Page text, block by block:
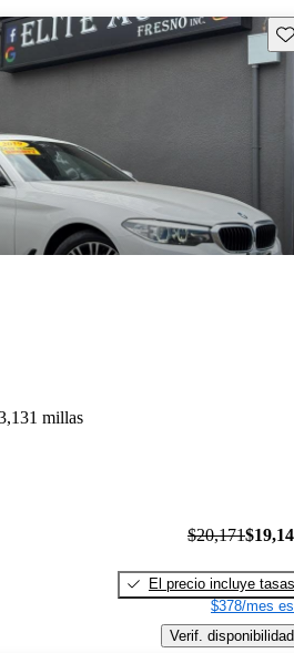
millas
$20,171
El precio incluye tasas
$378/mes
Verif. disponibilidad